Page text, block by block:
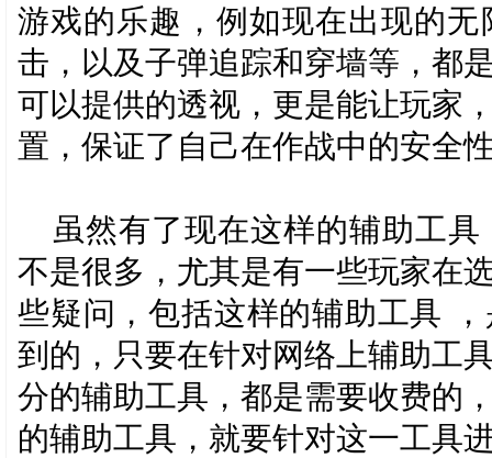
游戏的乐趣，例如现在出现的
击，以及子弹追踪和穿墙等，都
可以提供的透视，更是能让玩家
置，保证了自己在作战中的安全
虽然有了现在这样的辅助工
不是很多，尤其是有一些玩家在
些疑问，包括这样的辅助工具
到的，只要在针对网络上辅助工
分的辅助工具，都是需要收费的
的辅助工具，就要针对这一工具